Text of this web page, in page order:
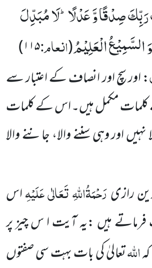
صِدْقًا وَّ عَدْلًاؕ-لَا مُبَدِّلَ
السَّمِیْعُ الْعَلِیْمُ(انعام:۱۱۵)
: اور سچ اور انصاف کے اعتبار سے
مکمل ہیں۔ اس کے کلمات
نہیں اور وہی سننے والا، جاننے والا
رازیرَحْمَۃُاللہِ تَعَالٰی عَلَیْہِاس
ہیں :یہ آیت ا س چیز پر
اللہتعالیٰ کی بات بہت سی صفتوں